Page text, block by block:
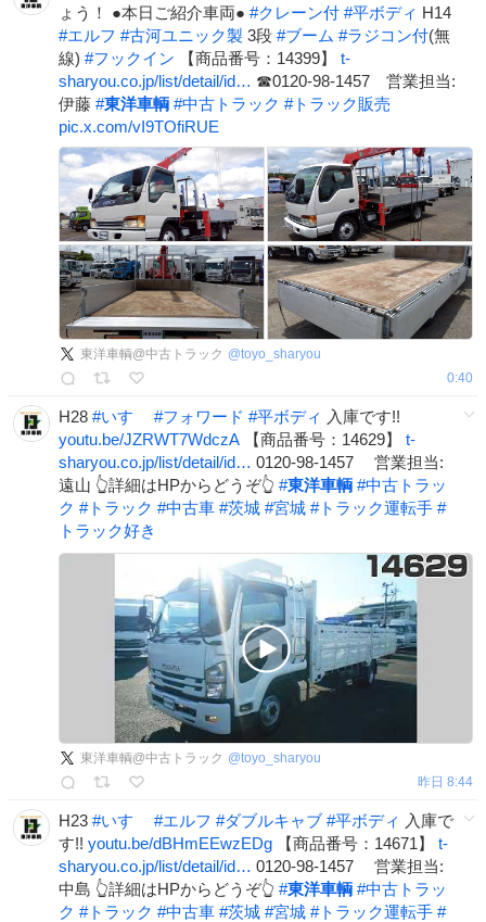
ょう！ ●本日ご紹介車両● #クレーン付 #平ボディ H14
#エルフ #古河ユニック製 3段 #ブーム #ラジコン付(無
線) #フックイン 【商品番号：14399】 t-
sharyou.co.jp/list/detail/id… ☎0120-98-1457 営業担当:
伊藤 #東洋車輌 #中古トラック #トラック販売
pic.x.com/vI9TOfiRUE
東洋車輌@中古トラック @toyo_sharyou
0:40
H28 #いすゞ #フォワード #平ボディ 入庫です!!
youtu.be/JZRWT7WdczA 【商品番号：14629】 t-
sharyou.co.jp/list/detail/id… 0120-98-1457 営業担当:
遠山 👆詳細はHPからどうぞ👆 #東洋車輌 #中古トラッ
ク #トラック #中古車 #茨城 #宮城 #トラック運転手 #
トラック好き
東洋車輌@中古トラック @toyo_sharyou
昨日 8:44
H23 #いすゞ #エルフ #ダブルキャブ #平ボディ 入庫で
す!! youtu.be/dBHmEEwzEDg 【商品番号：14671】 t-
sharyou.co.jp/list/detail/id… 0120-98-1457 営業担当:
中島 👆詳細はHPからどうぞ👆 #東洋車輌 #中古トラッ
ク #トラック #中古車 #茨城 #宮城 #トラック運転手 #